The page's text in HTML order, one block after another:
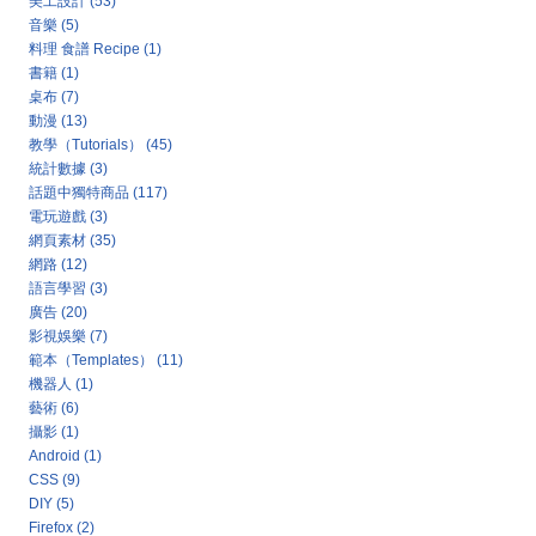
音樂 (5)
料理 食譜 Recipe (1)
書籍 (1)
桌布 (7)
動漫 (13)
教學（Tutorials）
(45)
統計數據 (3)
話題中獨特商品 (117)
電玩遊戲 (3)
網頁素材 (35)
網路 (12)
語言學習 (3)
廣告 (20)
影視娛樂 (7)
範本（Templates）
(11)
機器人 (1)
藝術 (6)
攝影 (1)
Android (1)
CSS (9)
DIY (5)
Firefox (2)